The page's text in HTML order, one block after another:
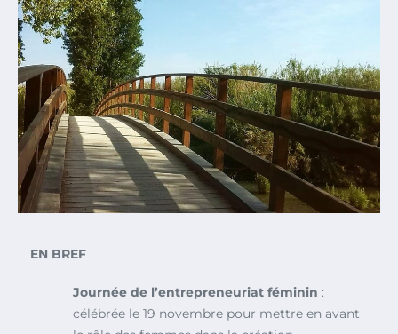
EN BREF
Journée de l’entrepreneuriat féminin :
célébrée le 19 novembre pour mettre en avant